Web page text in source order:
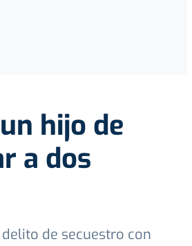
hijo de
a dos
de secuestro con